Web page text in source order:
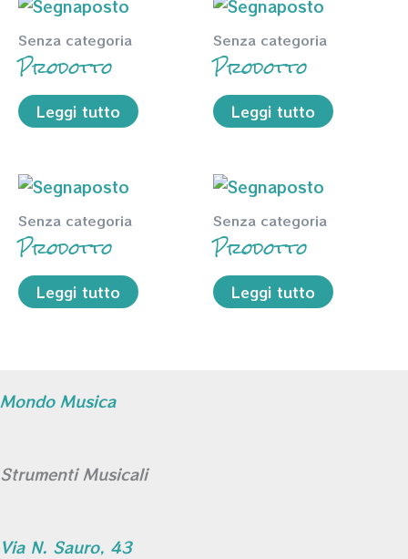
Senza categoria
Prodotto
Leggi tutto
Senza categoria
Prodotto
Leggi tutto
Senza categoria
Prodotto
Leggi tutto
Senza categoria
Prodotto
Leggi tutto
Mondo Musica
Strumenti Musicali
Via N. Sauro, 43